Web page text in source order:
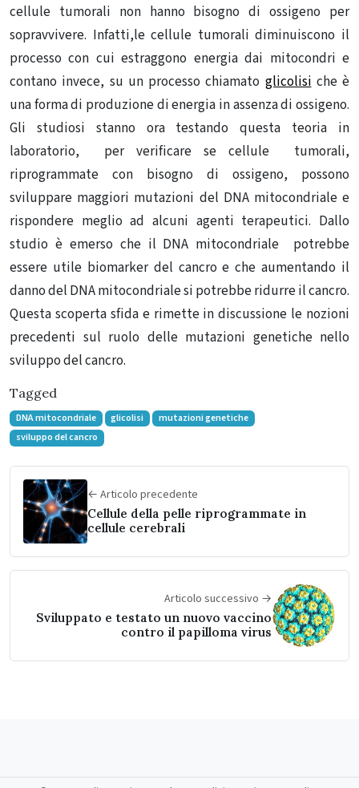
cellule tumorali non hanno bisogno di ossigeno per
sopravvivere. Infatti,le cellule tumorali diminuiscono il
processo con cui estraggono energia dai mitocondri e
contano invece, su un processo chiamato glicolisiche è
una forma di produzione di energia in assenza di ossigeno.
Gli studiosi stanno ora testando questa teoria in
laboratorio, per verificare se cellule tumorali,
riprogrammate con bisogno di ossigeno, possono
sviluppare maggiori mutazioni del DNA mitocondriale e
rispondere meglio ad alcuni agenti terapeutici. Dallo
studio è emerso che il DNA mitocondriale potrebbe
essere utile biomarker del cancro e che aumentando il
danno del DNA mitocondriale si potrebbe ridurre il cancro.
Questa scoperta sfida e rimette in discussione le nozioni
precedenti sul ruolo delle mutazioni genetiche nello
sviluppo del cancro.
Tagged
DNA mitocondriale glicolisi
mutazioni genetiche
sviluppo del cancro
← Articolo precedente
Cellule della pelle riprogrammate in
cellule cerebrali
Articolo successivo →
Sviluppato e testato un nuovo vaccino
contro il papilloma virus